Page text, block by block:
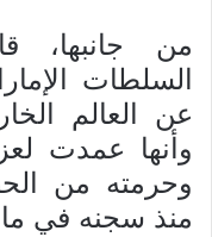
من جانبها،
السلطات
عن العالم
وأنها عمدت
وحرمته من
منذ سجنه في مارس/